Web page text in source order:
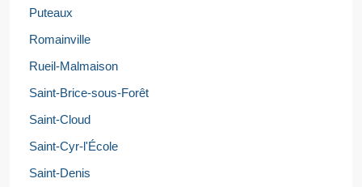
Puteaux
Romainville
Rueil-Malmaison
Saint-Brice-sous-Forêt
Saint-Cloud
Saint-Cyr-l'École
Saint-Denis